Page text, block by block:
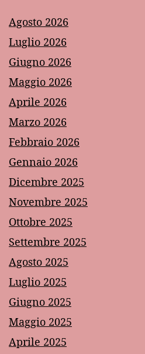
Agosto 2026
Luglio 2026
Giugno 2026
Maggio 2026
Aprile 2026
Marzo 2026
Febbraio 2026
Gennaio 2026
Dicembre 2025
Novembre 2025
Ottobre 2025
Settembre 2025
Agosto 2025
Luglio 2025
Giugno 2025
Maggio 2025
Aprile 2025